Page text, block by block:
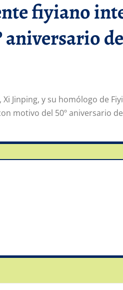
fiyiano
Jinping, y su homólogo de
motivo del 50º aniversario